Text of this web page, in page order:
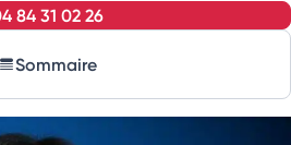
04 84 31 02 26
Sommaire